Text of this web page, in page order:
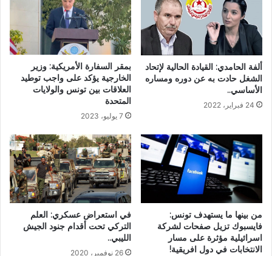
ألفة الحامدي: القيادة الحالية لإتحاد
الشغل حادت به عن دوره ومساره
الأساسي..
24 فبراير، 2022
بمقر السفارة الأمريكية: وزير
الخارجية يؤكد على واجب توطيد
العلاقات بين تونس والولايات
المتحدة
7 يوليو، 2023
من بينها ما يستهدف تونس:
فايسبوك تزيل صفحات لشركة
اسرائيلية مؤثرة على مسار
الانتخابات في دول افريقية!
في استعراض عسكري: العلم
التركي تحت أقدام جنود الجيش
الليبي..
26 نوفمبر، 2020